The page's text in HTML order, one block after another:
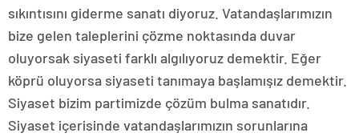
sıkıntısını giderme sanatı diyoruz. Vatandaşlarımızın
bize gelen taleplerini çözme noktasında duvar
oluyorsak siyaseti farklı algılıyoruz demektir. Eğer
köprü oluyorsa siyaseti tanımaya başlamışız demektir.
Siyaset bizim partimizde çözüm bulma sanatıdır.
Siyaset içerisinde vatandaşlarımızın sorunlarına